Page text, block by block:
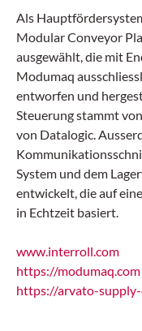
Als
Modular Conveyor
ausgewählt, die mit
Modumaq
entworfen und
Steuerung stammt
von Datalogic.
System und dem
entwickelt, die auf
in Echtzeit basiert.
www.interroll.com
https://modumaq.com
https://arvato-supply-